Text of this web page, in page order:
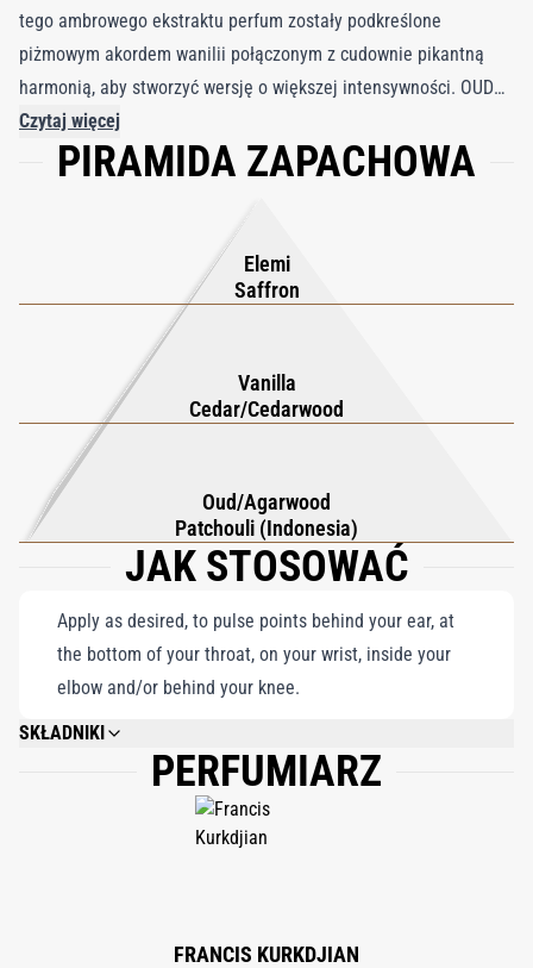
tego ambrowego ekstraktu perfum zostały podkreślone
piżmowym akordem wanilii połączonym z cudownie pikantną
harmonią, aby stworzyć wersję o większej intensywności. OUD
Maison Francis Kurkdjian extrait de parfum zaprasza Cię do
spojrzenia na świat w nowym, egzotycznym świetle.
Czytaj więcej
PIRAMIDA ZAPACHOWA
Elemi
Saffron
Vanilla
Cedar/Cedarwood
Oud/Agarwood
Patchouli (Indonesia)
JAK STOSOWAĆ
Apply as desired, to pulse points behind your ear, at
the bottom of your throat, on your wrist, inside your
elbow and/or behind your knee.
SKŁADNIKI
ALCOHOL, PARFUM (FRAGRANCE), AQUA (WATER), LINALOOL, BENZYL
SALICYLATE, CITRONELLOL, ALPHA-ISOMETHYL IONONE, ETHYLHEXYL
METHOXYCINNAMATE, BUTYL METHOXYDIBENZOYLMETHANE,
LIMONENE, GERANIOL, ETHYLHEXYL SALICYLATE, EUGENOL, BHT,
PERFUMIARZ
FRANCIS KURKDJIAN